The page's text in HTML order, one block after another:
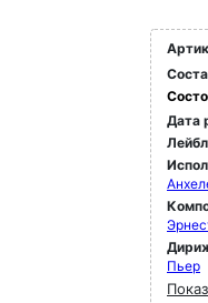
Дата
Пьер